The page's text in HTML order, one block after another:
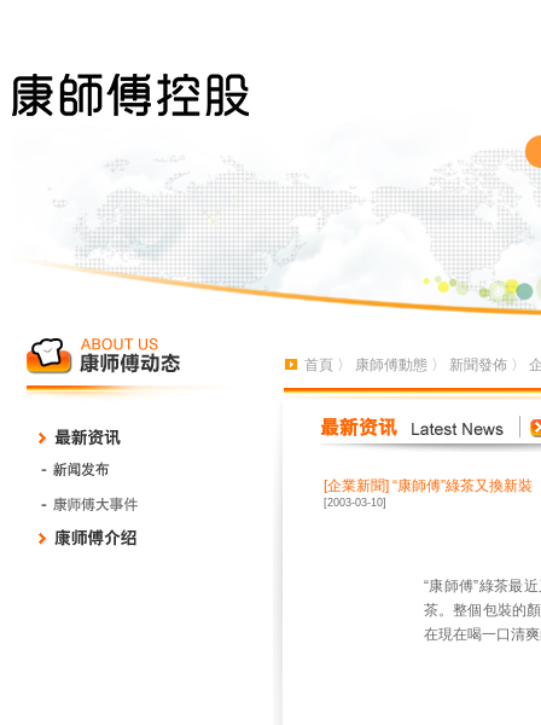
首頁 〉 康師傅動態 〉 新聞發佈 〉
[企業新聞] “康師傅”綠茶又換新裝
[2003-03-10]
“康師傅”綠茶最
茶。整個包裝的
在現在喝一口清